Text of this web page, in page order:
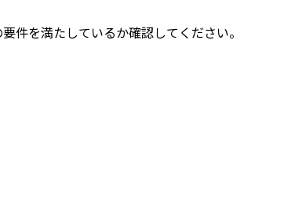
件を満たしているか確認してください。